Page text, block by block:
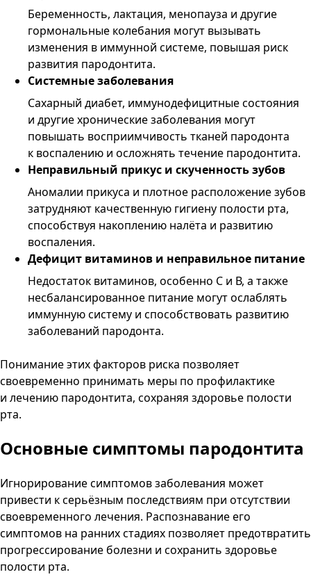
Беременность, лактация, менопауза и другие
гормональные колебания могут вызывать
изменения в иммунной системе, повышая риск
развития пародонтита.
Системные заболевания
Сахарный диабет, иммунодефицитные состояния
и другие хронические заболевания могут
повышать восприимчивость тканей пародонта
к воспалению и осложнять течение пародонтита.
Неправильный прикус и скученность зубов
Аномалии прикуса и плотное расположение зубов
затрудняют качественную гигиену полости рта,
способствуя накоплению налёта и развитию
воспаления.
Дефицит витаминов и неправильное питание
Недостаток витаминов, особенно С и В, а также
несбалансированное питание могут ослаблять
иммунную систему и способствовать развитию
заболеваний пародонта.
Понимание этих факторов риска позволяет
своевременно принимать меры по профилактике
и лечению пародонтита, сохраняя здоровье полости
рта.
Основные симптомы пародонтита
Игнорирование симптомов заболевания может
привести к серьёзным последствиям при отсутствии
своевременного лечения. Распознавание его
симптомов на ранних стадиях позволяет предотвратить
прогрессирование болезни и сохранить здоровье
полости рта.